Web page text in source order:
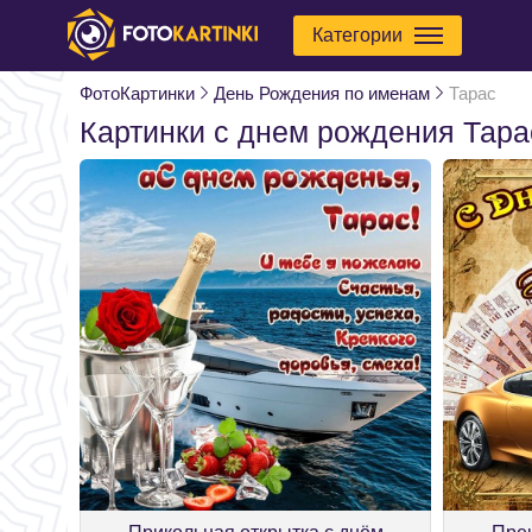
Категории
ФотоКартинки День Рождения по именам Тарас
Картинки с днем рождения